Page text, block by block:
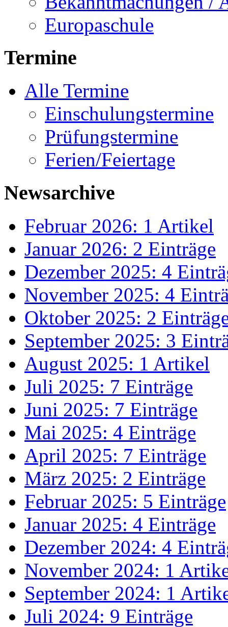
Europaschule
Termine
Alle Termine
Einschulungstermine
Prüfungstermine
Ferien/Feiertage
Newsarchive
Februar 2026: 1 Artikel
Januar 2026: 2 Einträge
Dezember 2025: 4
November 2025: 4
Oktober 2025: 2
September 2025: 3
August 2025: 1 Artikel
Juli 2025: 7 Einträge
Juni 2025: 7 Einträge
Mai 2025: 4 Einträge
April 2025: 7 Einträge
März 2025: 2 Einträge
Februar 2025: 5 Einträge
Januar 2025: 4 Einträge
Dezember 2024: 4
November 2024: 1
September 2024: 1
Juli 2024: 9 Einträge